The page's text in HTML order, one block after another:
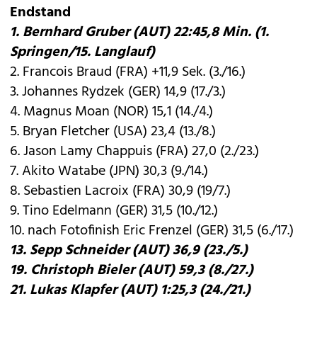
Endstand
1. Bernhard Gruber (AUT) 22:45,8 Min. (1.
Springen/15. Langlauf)
2. Francois Braud (FRA) +11,9 Sek. (3./16.)
3. Johannes Rydzek (GER) 14,9 (17./3.)
4. Magnus Moan (NOR) 15,1 (14./4.)
5. Bryan Fletcher (USA) 23,4 (13./8.)
6. Jason Lamy Chappuis (FRA) 27,0 (2./23.)
7. Akito Watabe (JPN) 30,3 (9./14.)
8. Sebastien Lacroix (FRA) 30,9 (19/7.)
9. Tino Edelmann (GER) 31,5 (10./12.)
10. nach Fotofinish Eric Frenzel (GER) 31,5 (6./17.)
13. Sepp Schneider (AUT) 36,9 (23./5.)
19. Christoph Bieler (AUT) 59,3 (8./27.)
21. Lukas Klapfer (AUT) 1:25,3 (24./21.)